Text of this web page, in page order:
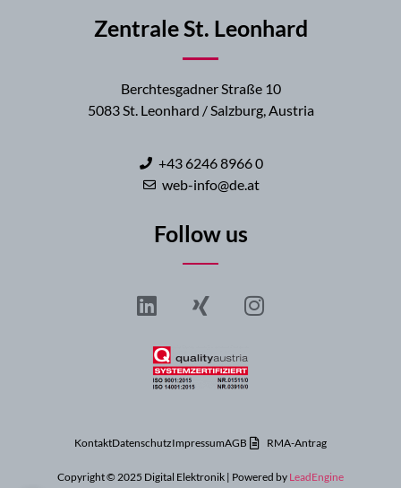
Zentrale St. Leonhard
Berchtesgadner Straße 10
5083 St. Leonhard / Salzburg, Austria
+43 6246 8966 0
web-info@de.at
Follow us
KontaktDatenschutzImpressumAGB RMA-Antrag
Copyright © 2025 Digital Elektronik | Powered by LeadEngine